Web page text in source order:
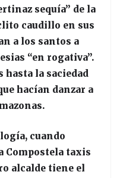
sequía” de la
caudillo en sus
a los santos a
“en rogativa”.
hasta la saciedad
hacían danzar a
cuando
Compostela taxis
alcalde tiene el